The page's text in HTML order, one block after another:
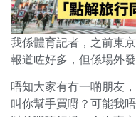
我係體育記者，之前東
報道咗好多，但係場外
唔知大家有冇一啲朋友
叫你幫手買嘢？可能我